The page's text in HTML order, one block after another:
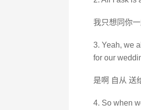
我只想同你
3. Yeah, we
for our
是啊 自从 送
4. So when